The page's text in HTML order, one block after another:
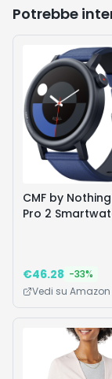
Potrebbe
CMF by
Pro 2
Bluetooth con
del rumore
Multisistema
integrato - Blu
€46.28 -33%
Vedi su Amazon